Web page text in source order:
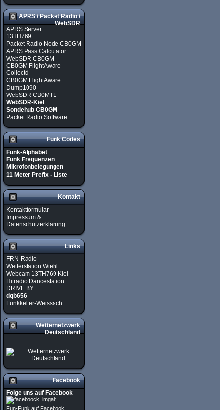
APRS / Packet Radio /
WebSDR
APRS Server
13TH769
Packet Radio Node CB0GM
APRS Pass Calculator
WebSDR CB0GM
CB0GM FlightAware
Collectd
CB0GM FlightAware
Dump1090
WebSDR CB0MTL
WebSDR-Kiel
Sondehub CB0GM
Packet Radio Software
Funk Codes
Funk-Alphabet
Funk Frequenzen
Mikrofonbelegungen
11 Meter Prefix - Liste
Kontakt
Kontaktformular
Impressum &
Datenschutzerklärung
Links
FRN-Radio
Wetterstation Wiehl
Webcam 13TH769 Kiel
Hitradio Dancestation
DRIVE BY
dqb656
Funkkeller-Weissach
Wetternetzwerk
Deutschland
Facebook
Folge uns auf Facebook
Fun-Funk auf Facebook